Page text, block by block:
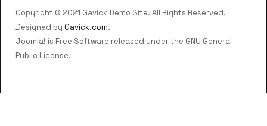
Copyright © 2021 Gavick Demo Site. All Rights Reserved.
Designed by Gavick.com.
Joomla! is Free Software released under the GNU General
Public License.